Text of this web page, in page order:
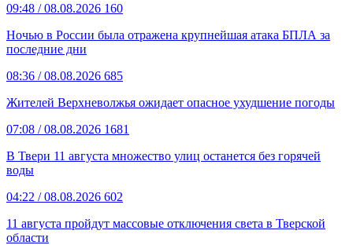
09:48 / 08.08.2026 160
Ночью в России была отражена крупнейшая атака БПЛА за
последние дни
08:36 / 08.08.2026 685
Жителей Верхневолжья ожидает опасное ухудшение погоды
07:08 / 08.08.2026 1681
В Твери 11 августа множество улиц останется без горячей
воды
04:22 / 08.08.2026 602
11 августа пройдут массовые отключения света в Тверской
области